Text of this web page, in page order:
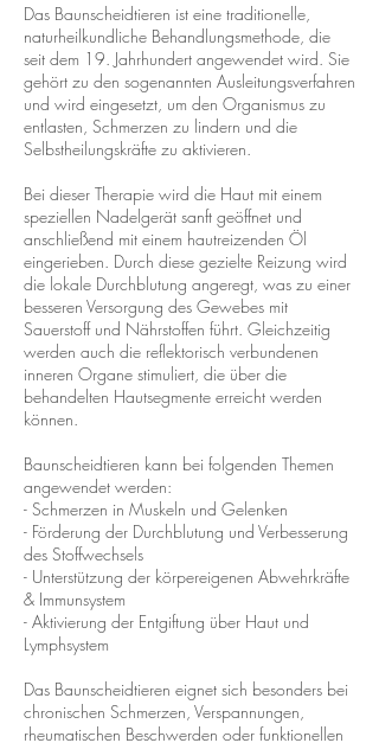
Das Baunscheidtieren ist eine traditionelle,
naturheilkundliche Behandlungsmethode, die
seit dem 19. Jahrhundert angewendet wird. Sie
gehört zu den sogenannten Ausleitungsverfahren
und wird eingesetzt, um den Organismus zu
entlasten, Schmerzen zu lindern und die
Selbstheilungskräfte zu aktivieren.
Bei dieser Therapie wird die Haut mit einem
speziellen Nadelgerät sanft geöffnet und
anschließend mit einem hautreizenden Öl
eingerieben. Durch diese gezielte Reizung wird
die lokale Durchblutung angeregt, was zu einer
besseren Versorgung des Gewebes mit
Sauerstoff und Nährstoffen führt. Gleichzeitig
werden auch die reflektorisch verbundenen
inneren Organe stimuliert, die über die
behandelten Hautsegmente erreicht werden
können.
Baunscheidtieren kann bei folgenden Themen
angewendet werden:
- Schmerzen in Muskeln und Gelenken
- Förderung der Durchblutung und Verbesserung
des Stoffwechsels
- Unterstützung der körpereigenen Abwehrkräfte
& Immunsystem
- Aktivierung der Entgiftung über Haut und
Lymphsystem
Das Baunscheidtieren eignet sich besonders bei
chronischen Schmerzen, Verspannungen,
rheumatischen Beschwerden oder funktionellen